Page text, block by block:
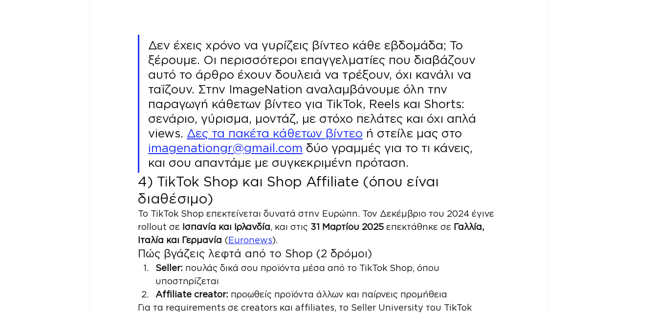
Δεν έχεις χρόνο να γυρίζεις βίντεο κάθε εβδομάδα; Το
ξέρουμε. Οι περισσότεροι επαγγελματίες που διαβάζουν
αυτό το άρθρο έχουν δουλειά να τρέξουν, όχι κανάλι να
ταΐζουν. Στην ImageNation αναλαμβάνουμε όλη την
παραγωγή κάθετων βίντεο για TikTok, Reels και Shorts:
σενάριο, γύρισμα, μοντάζ, με στόχο πελάτες και όχι απλά
views. Δες τα πακέτα κάθετων βίντεο ή στείλε μας στο
imagenationgr@gmail.com δύο γραμμές για το τι κάνεις,
και σου απαντάμε με συγκεκριμένη πρόταση.
4) TikTok Shop και Shop Affiliate (όπου είναι
διαθέσιμο)
Το TikTok Shop επεκτείνεται δυνατά στην Ευρώπη. Τον Δεκέμβριο του 2024 έγινε
rollout σε Ισπανία και Ιρλανδία, και στις 31 Μαρτίου 2025 επεκτάθηκε σε Γαλλία,
Ιταλία και Γερμανία (Euronews).
Πώς βγάζεις λεφτά από το Shop (2 δρόμοι)
Seller: πουλάς δικά σου προϊόντα μέσα από το TikTok Shop, όπου
υποστηρίζεται
Affiliate creator: προωθείς προϊόντα άλλων και παίρνεις προμήθεια
Για τα requirements σε creators και affiliates, το Seller University του TikTok